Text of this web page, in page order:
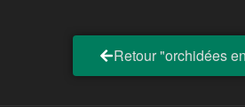
Retour "orchidées